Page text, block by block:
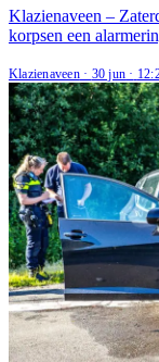
Klazienaveen –
korpsen een
Klazienaveen· 30 jun ·